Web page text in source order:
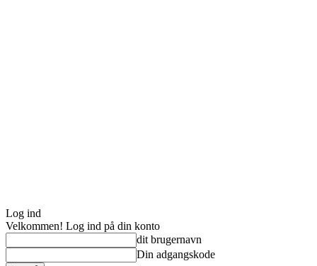
Log ind
Velkommen! Log ind på din konto
dit brugernavn
Din adgangskode